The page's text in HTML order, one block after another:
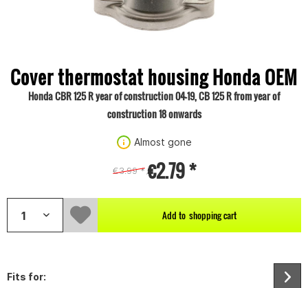
Cover thermostat housing Honda OEM
Honda CBR 125 R year of construction 04-19, CB 125 R from year of
construction 18 onwards
Almost gone
€2.79 *
€3.99 * ;
Add to shopping cart
Fits for: